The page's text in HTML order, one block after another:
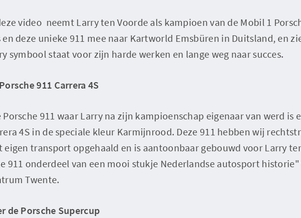
video neemt Larry ten Voorde als kampioen van de Mobil 1
en deze unieke 911 mee naar Kartworld Emsbüren in Duitsland, en
symbool staat voor zijn harde werken en lange weg naar succes.
911 Carrera 4S
Porsche 911 waar Larry na zijn kampioenschap eigenaar van werd is
4S in de speciale kleur Karmijnrood. Deze 911 hebben wij
eigen transport opgehaald en is aantoonbaar gebouwd voor Larry
911 onderdeel van een mooi stukje Nederlandse autosport
Twente.
de Porsche Supercup